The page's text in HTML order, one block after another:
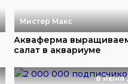
Мистер Макс
Акваферма
салат в аквариуме
8 июня